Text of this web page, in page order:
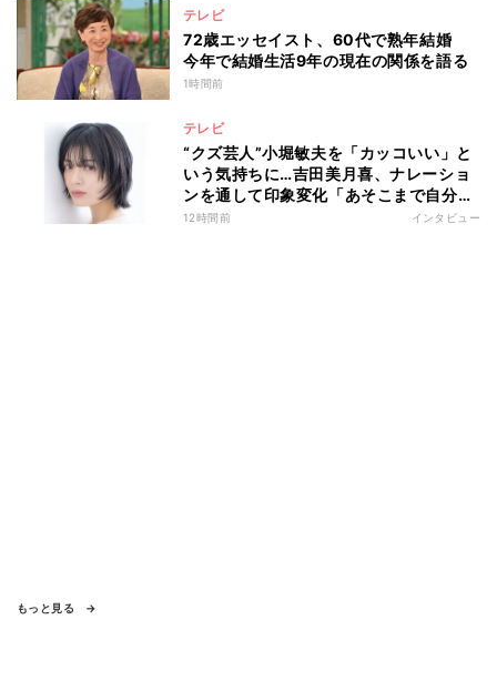
テレビ
72歳エッセイスト、60代で熟年結婚
今年で結婚生活9年の現在の関係を語る
1時間前
テレビ
“クズ芸人”小堀敏夫を「カッコいい」と
いう気持ちに…吉田美月喜、ナレーショ
ンを通して印象変化「あそこまで自分に
正直に生きられる人は、なかなかいな
12時間前 インタビュー
もっと見る